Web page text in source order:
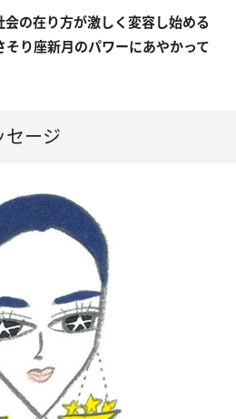
の在り方が激しく変容し始める
り座新月のパワーにあやかって
セージ